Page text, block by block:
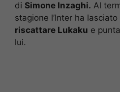
di Simone Inzaghi. Al
stagione l’Inter ha
riscattare Lukaku e
lui.